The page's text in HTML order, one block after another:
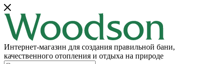
Интернет-магазин для создания правильной бани,
качественного отопления и отдыха на природе